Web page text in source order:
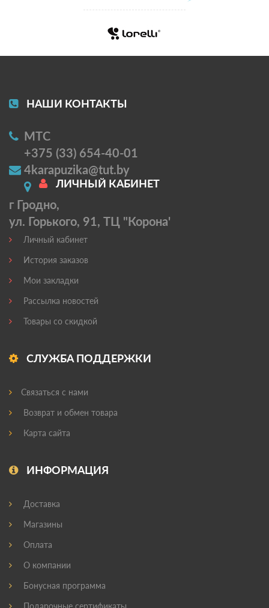
НАШИ КОНТАКТЫ
МТС
+375 (33) 654-40-01
4karapuzika@tut.by
г Гродно,
ул. Горького, 91, ТЦ "Корона'
ЛИЧНЫЙ КАБИНЕТ
Личный кабинет
История заказов
Мои закладки
Рассылка новостей
Товары со скидкой
СЛУЖБА ПОДДЕРЖКИ
Связаться с нами
Возврат и обмен товара
Карта сайта
ИНФОРМАЦИЯ
Доставка
Магазины
Оплата
О компании
Бонусная программа